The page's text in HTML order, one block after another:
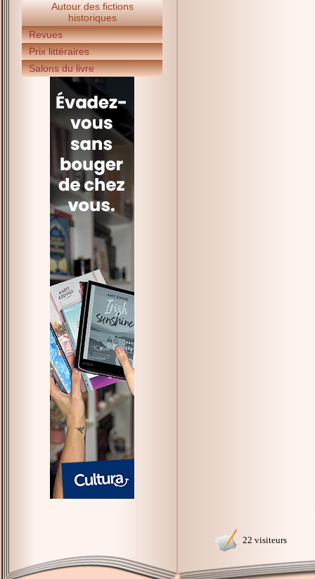
Autour des fictions
historiques
Revues
Prix littéraires
Salons du livre
22 visiteurs